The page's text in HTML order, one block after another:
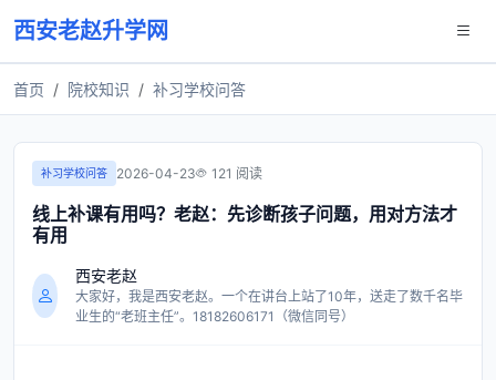
西安老赵升学网
首页 院校知识 补习学校问答
补习学校问答 2026-04-23 121 阅读
线上补课有用吗？老赵：先诊断孩子问题，用对方法才
有用
西安老赵
大家好，我是西安老赵。一个在讲台上站了10年，送走了数千名毕
业生的“老班主任”。18182606171（微信同号）